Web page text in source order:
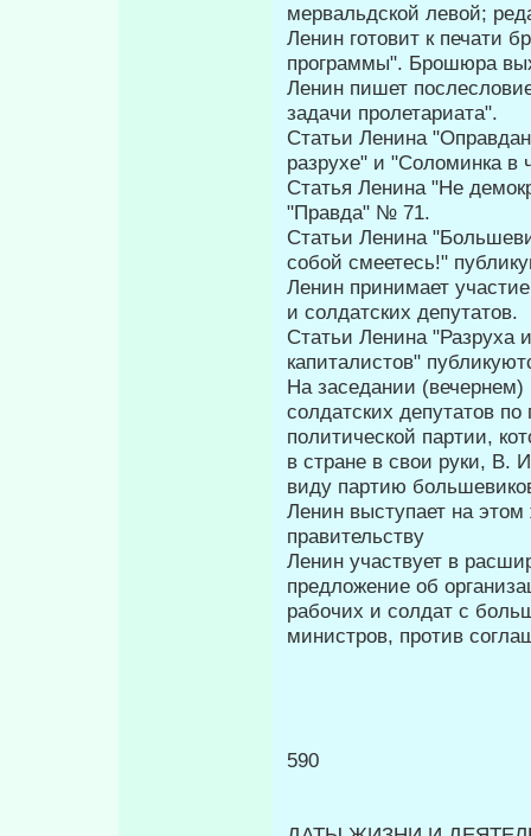
мервальдской левой;
Ленин готовит к печати
программы". Брошюра
Ленин пишет
задачи пролетариата".
Статьи Ленина
разрухе" и "Соломинка в
Статья Ленина "Не
"Правда" № 71.
Статьи Ленина
собой смеетесь!"
Ленин принимает
и солдатских депутатов.
Статьи Ленина "Разруха
капиталистов"
На заседании (вечернем)
солдатских депутатов
политической партии,
в стране в свои руки, В.
виду партию
Ленин выступает на
правительству
Ленин участвует в
предложение об
рабочих и солдат с
министров, против
590